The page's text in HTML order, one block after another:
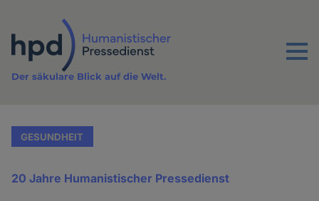
Inhalt
Menu
Der säkulare Blick auf die Welt.
GESUNDHEIT
20 Jahre Humanistischer Pressedienst